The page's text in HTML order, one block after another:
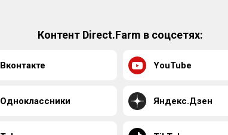
Контент Direct.Farm в соцсетях:
Вконтакте YouTube
Одноклассники Яндекс.Дзен